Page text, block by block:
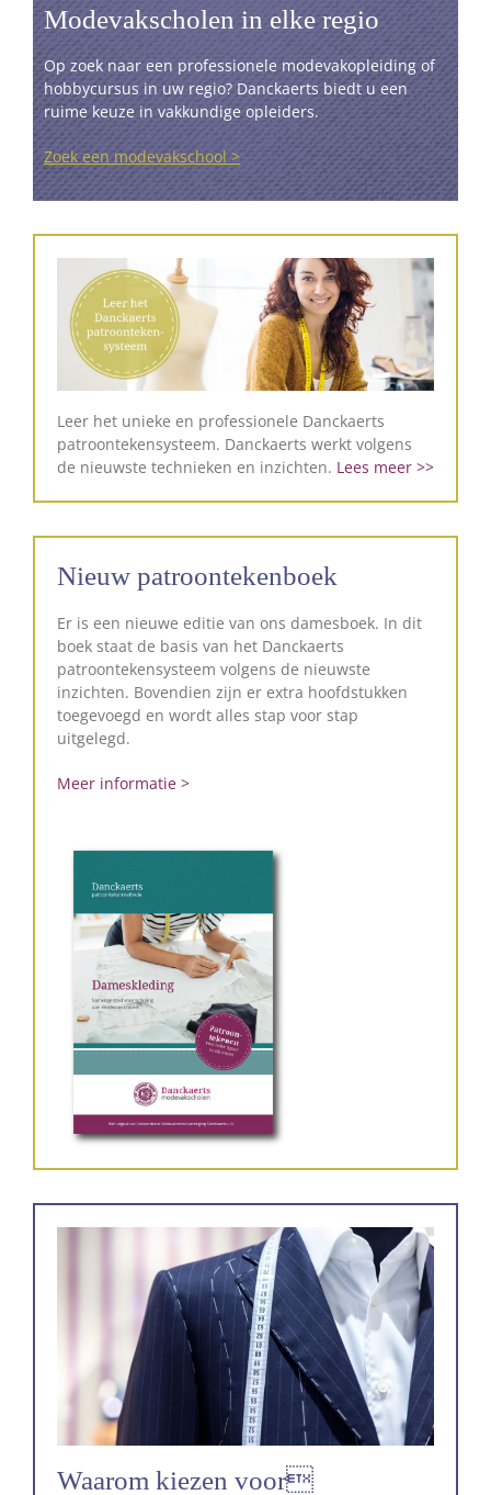
Modevakscholen in elke regio
Op zoek naar een professionele modevakopleiding of
hobbycursus in uw regio? Danckaerts biedt u een
ruime keuze in vakkundige opleiders.
Zoek een modevakschool >
Leer het unieke en professionele Danckaerts
patroontekensysteem. Danckaerts werkt volgens
de nieuwste technieken en inzichten. Lees meer >>
Nieuw patroontekenboek
Er is een nieuwe editie van ons damesboek. In dit
boek staat de basis van het Danckaerts
patroontekensysteem volgens de nieuwste
inzichten. Bovendien zijn er extra hoofdstukken
toegevoegd en wordt alles stap voor stap
uitgelegd.
Meer informatie >
Waarom kiezen voor